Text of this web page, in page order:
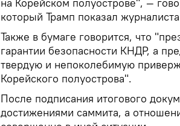
который Трамп показал
Также в бумаге говорится, что
гарантии безопасности КНДР, а
твердую и непоколебимую
Корейского полуострова".
После подписания итогового
достижениями саммита, а